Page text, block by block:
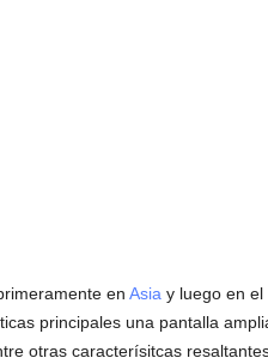
en Asia y luego en
principales una pantalla
otras caracterísitcas